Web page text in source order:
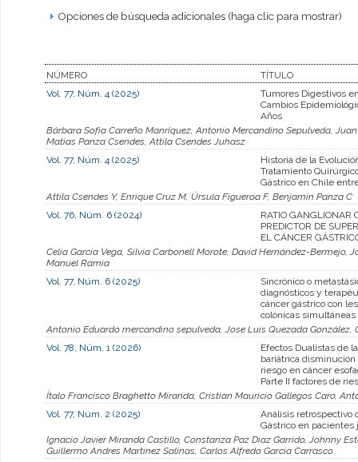
Opciones de búsqueda adicionales (haga clic para mostrar)
NÚMERO
TÍTULO
Vol. 77, Núm. 4 (2025)
Tumores Digestivos
Cambios
Años
Bárbara Sofía Carreño Manríquez, Antonio Mercandino Sepulveda,
Matias Panza Csendes, Attila Csendes Juhasz
Vol. 77, Núm. 4 (2025)
Historia de la
Tratamiento
Gástrico en Chile
Attila Csendes Y, Enrique Cruz M, Úrsula Figueroa F, Benjamín Panza C
Vol. 76, Núm. 6 (2024)
RATIO GANGLIONAR
PREDICTOR DE
EL CÁNCER
Celia García Vega, Silvia Carbonell Morote, David Hernández-Bermejo,
Manuel Ramia
Vol. 77, Núm. 6 (2025)
Sincrónico o
diagnósticos y
cáncer gástrico con
colónicas simultáneas
Antonio Eduardo mercandino sepulveda, Jose Luis Quezada
Vol. 78, Núm. 1 (2026)
Efectos Dualistas de
bariátrica
riesgo en cáncer
Parte II factores de
Ítalo Francisco Braghetto Miranda, Cristian Mauricio Gallegos Caro,
Vol. 77, Núm. 2 (2025)
Análisis retrospectivo
Gástrico en pacientes
Ignacio Javier Miranda Castillo, Constanza Paz Diaz Garrido, Johnny
Guillermo Andres Martinez Salinas, Carlos Alfredo Garcia Carrasco